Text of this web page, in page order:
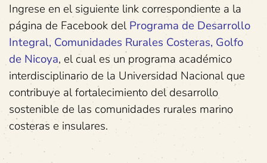
Ingrese en el siguiente link correspondiente a la
página de Facebook delPrograma de Desarrollo
Integral, Comunidades Rurales Costeras, Golfo
de Nicoya, el cual es un programa académico
interdisciplinario de la Universidad Nacional que
contribuye al fortalecimiento del desarrollo
sostenible de las comunidades rurales marino
costeras e insulares.